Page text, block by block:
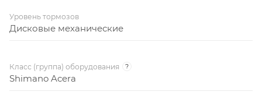
Уровень тормозов
Дисковые механические
Класс (группа) оборудования ?
Shimano Acera